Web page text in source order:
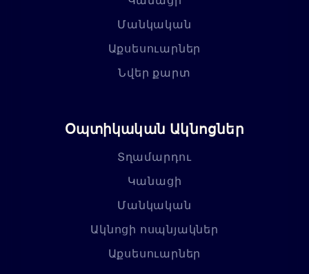
Մանկական
Աքսեսուարներ
Նվեր քարտ
Օպտիկական Ակնոցներ
Տղամարդու
Կանացի
Մանկական
Ակնոցի ոսպնյակներ
Աքսեսուարներ